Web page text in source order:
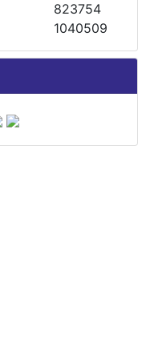
823754
1040509